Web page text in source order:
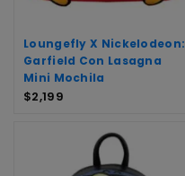
Loungefly X Nickelodeon:
Garfield Con Lasagna
Mini Mochila
$2,199